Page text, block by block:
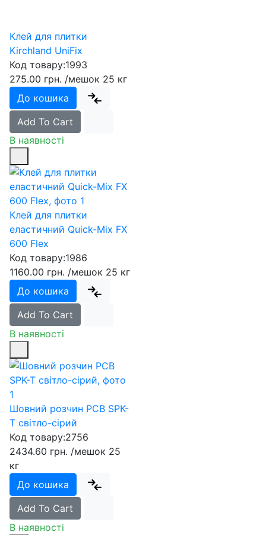
Клей для плитки
Kirchland UniFix
Код товару:1993
275.00 грн. /мешок 25 кг
До кошика
Add To Cart
В наявності
Клей для плитки
еластичний Quick-Mix FX
600 Flex
Код товару:1986
1160.00 грн. /мешок 25 кг
До кошика
Add To Cart
В наявності
Шовний розчин PCB SPK-
T світло-сірий
Код товару:2756
2434.60 грн. /мешок 25
кг
До кошика
Add To Cart
В наявності